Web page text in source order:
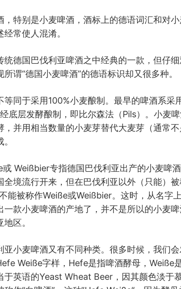
，特别是小麦啤酒，酒标上的德语词汇和对
常使人混淆。
统德国巴伐利亚啤酒之中经典的一款，但仔
谓“德国小麦啤酒”的德语标识却又很多种。
等同于采用100%小麦酿制。最早的啤酒系采
底层发酵酿制，即比尔森法（Pils）。小麦
，并用相当数量的小麦芽替代大麦芽（通常
或 Weißbier专指德国巴伐利亚出产的小麦啤
全境流行开来，但在巴伐利亚以外（只能）
能被称作Weiße或Weißbier。这时，从名字
一款小麦啤酒的产地了，并不是所以的小麦
区。
亚小麦啤酒又有不同种类。很多时候，我们
Weiße字样，Hefe是指啤酒酵母，Weiße
于英语的Yeast Wheat Beer，因其颜色淡于